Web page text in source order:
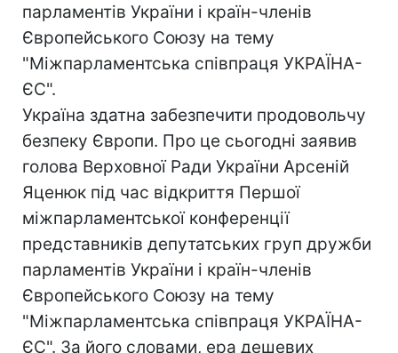
парламентів України і країн-членів
Європейського Союзу на тему
"Міжпарламентська співпраця УКРАЇНА-
ЄС".
Україна здатна забезпечити продовольчу
безпеку Європи. Про це сьогодні заявив
голова Верховної Ради України Арсеній
Яценюк під час відкриття Першої
міжпарламентської конференції
представників депутатських груп дружби
парламентів України і країн-членів
Європейського Союзу на тему
"Міжпарламентська співпраця УКРАЇНА-
ЄС". За його словами, ера дешевих